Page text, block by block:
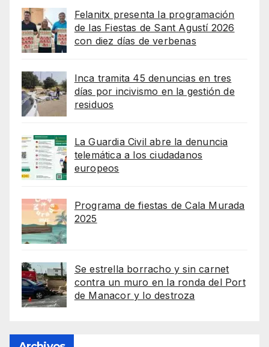
Felanitx presenta la programación
de las Fiestas de Sant Agustí 2026
con diez días de verbenas
Inca tramita 45 denuncias en tres
días por incivismo en la gestión de
residuos
La Guardia Civil abre la denuncia
telemática a los ciudadanos
europeos
Programa de fiestas de Cala Murada
2025
Se estrella borracho y sin carnet
contra un muro en la ronda del Port
de Manacor y lo destroza